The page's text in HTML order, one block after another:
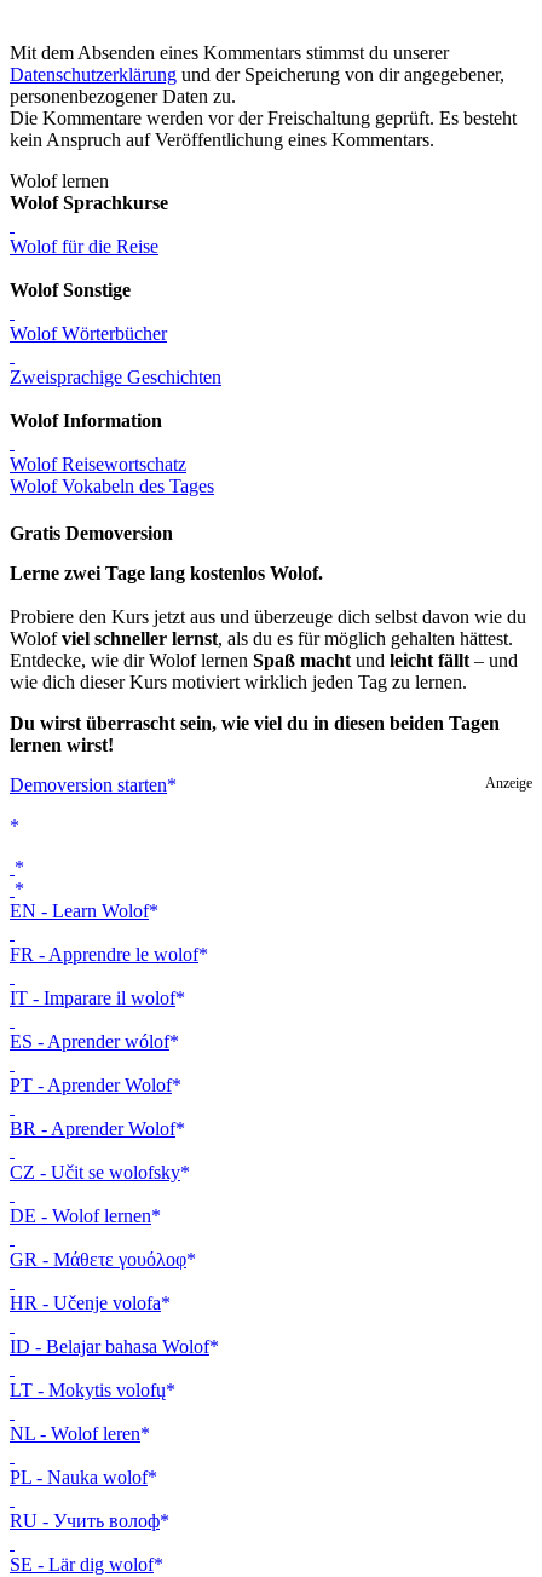
Mit dem Absenden eines Kommentars stimmst du unserer
Datenschutzerklärung und der Speicherung von dir angegebener,
personenbezogener Daten zu.
Die Kommentare werden vor der Freischaltung geprüft. Es besteht
kein Anspruch auf Veröffentlichung eines Kommentars.
Wolof lernen
Wolof Sprachkurse
Wolof für die Reise
Wolof Sonstige
Wolof Wörterbücher
Zweisprachige Geschichten
Wolof Information
Wolof Reisewortschatz
Wolof Vokabeln des Tages
Gratis Demoversion
Lerne zwei Tage lang kostenlos Wolof.
Probiere den Kurs jetzt aus und überzeuge dich selbst davon wie du
Wolofviel schneller lernst, als du es für möglich gehalten hättest.
Entdecke, wie dir Wolof lernen Spaß machtund leicht fällt– und
wie dich dieser Kurs motiviert wirklich jeden Tag zu lernen.
Du wirst überrascht sein, wie viel du in diesen beiden Tagen
lernen wirst!
Anzeige
Demoversion starten
EN - Learn Wolof
FR - Apprendre le wolof
IT - Imparare il wolof
ES - Aprender wólof
PT - Aprender Wolof
BR - Aprender Wolof
CZ - Učit se wolofsky
DE - Wolof lernen
GR - Μάθετε γουόλοφ
HR - Učenje volofa
ID - Belajar bahasa Wolof
LT - Mokytis volofų
NL - Wolof leren
PL - Nauka wolof
RU - Учить волоф
SE - Lär dig wolof